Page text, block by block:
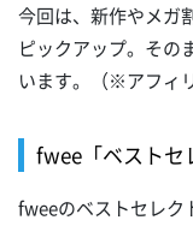
今回は、新作やメガ
ピックアップ。その
います。（※アフィ
fwee「ベストセ
fweeのベストセレク